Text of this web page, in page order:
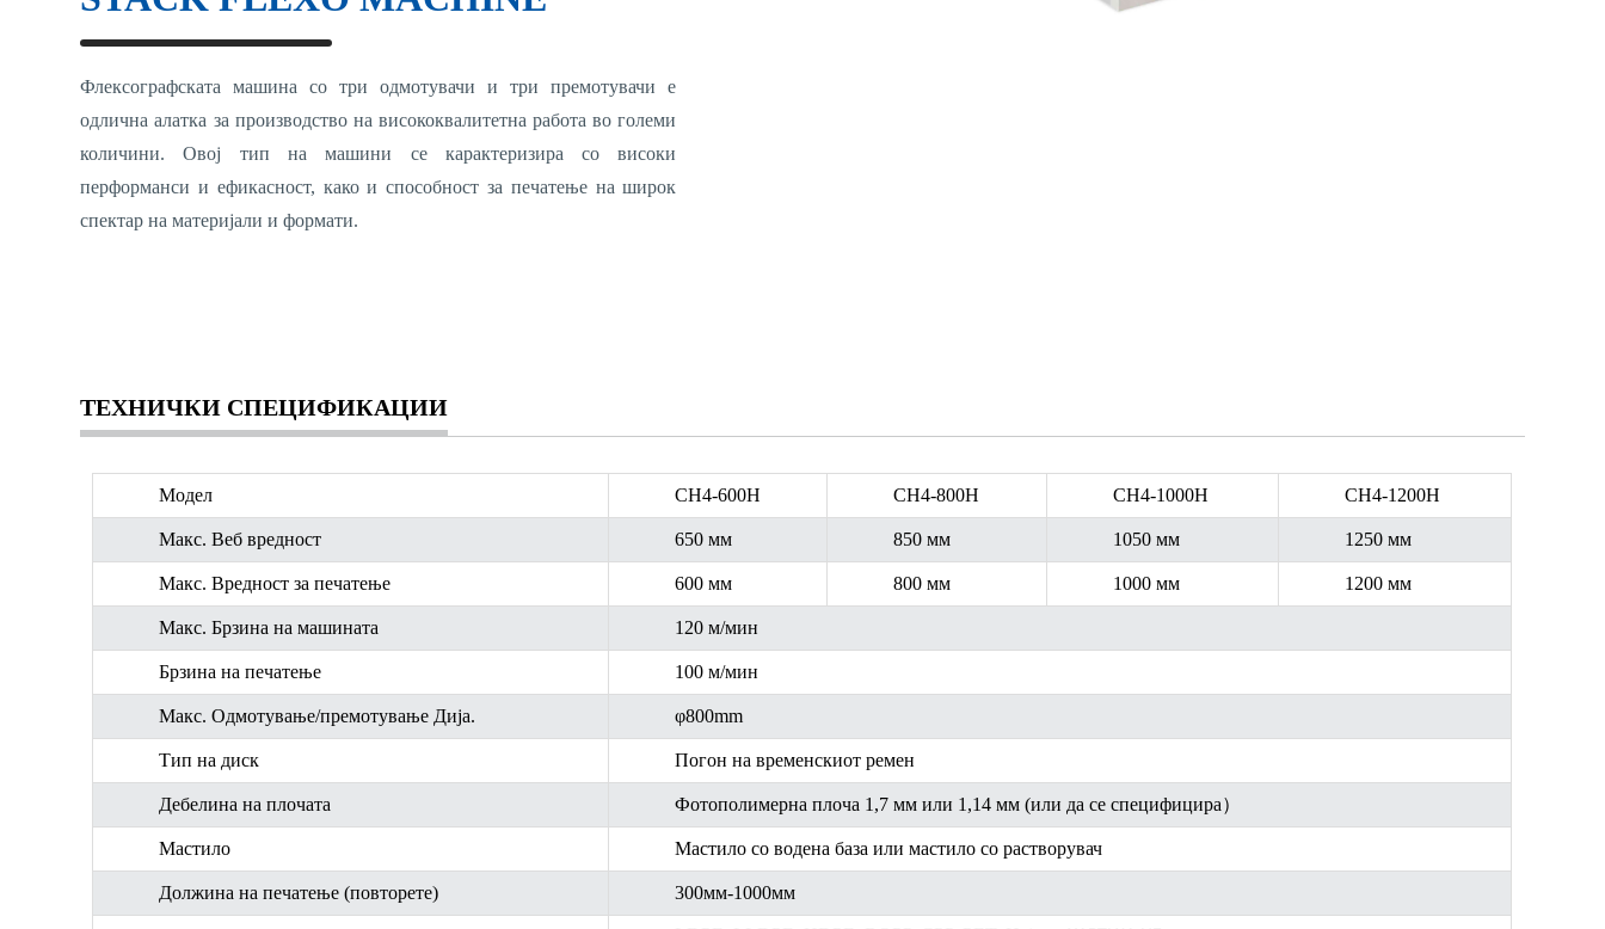
Флексографската машина со три одмотувачи и три премотувачи е
одлична алатка за производство на висококвалитетна работа во големи
количини. Овој тип на машини се карактеризира со високи
перформанси и ефикасност, како и способност за печатење на широк
спектар на материјали и формати.
ТЕХНИЧКИ СПЕЦИФИКАЦИИ
Модел CH4-600H CH4-800H CH4-1000H CH4-1200H
Макс. Веб вредност 650 мм 850 мм 1050 мм 1250 мм
Макс. Вредност за печатење 600 мм 800 мм 1000 мм 1200 мм
Макс. Брзина на машината 120 м/мин
Брзина на печатење 100 м/мин
Макс. Одмотување/премотување Дија. φ800mm
Тип на диск Погон на временскиот ремен
Дебелина на плочата Фотополимерна плоча 1,7 мм или 1,14 мм (или да се специфицира）
Мастило Мастило со водена база или мастило со растворувач
Должина на печатење (повторете) 300мм-1000мм